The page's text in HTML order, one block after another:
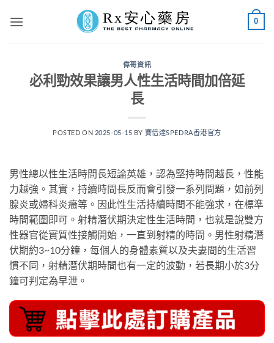
0
偉哥資訊
必利勁效果讓男人性生活時間加倍延
長
POSTED ON 2025-05-15 BY 賽倍達SPEDRA香港官方
男性總以性生活時間長短論英雄，認為堅持時間越長，性能
力越強。其實，持續時間長反而會引發一系列問題，如前列
腺炎或婦科炎癥等。因此性生活持續時間不能強求，在標準
時間範圍即可。射精潛伏期決定性生活時間，也就是說雙方
性器官從實質性接觸開始，一直到射精的時間。男性射精潛
伏期約3~10分鐘，每個人的身體素質以及夫妻間的生活習
慣不同，射精潛伏期時間也有一定的波動，若長期小於3分
鐘可判定為早泄。